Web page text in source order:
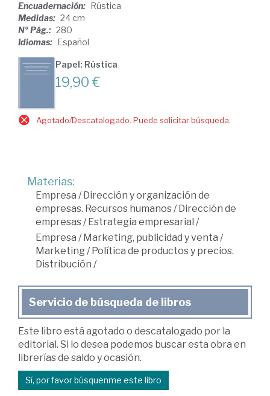
Encuadernación: Rústica
Medidas: 24 cm
Nº Pág.: 280
Idiomas: Español
Papel: Rústica
19,90 €
Agotado/Descatalogado. Puede solicitar búsqueda.
Materias:
Empresa / Dirección y organización de
empresas. Recursos humanos/ Dirección de
empresas/ Estrategia empresarial /
Empresa / Marketing, publicidad y venta /
Marketing/ Política de productos y precios.
Distribución /
Servicio de búsqueda de libros
Este libro está agotado o descatalogado por la
editorial. Si lo desea podemos buscar esta obra en
librerías de saldo y ocasión.
Sí, por favor búsquenme este libro